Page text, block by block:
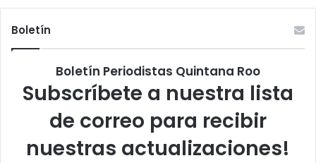
Boletín
Boletín Periodistas Quintana Roo
Subscríbete a nuestra lista
de correo para recibir
nuestras actualizaciones!